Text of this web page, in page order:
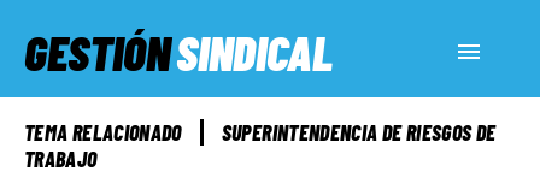
GESTIÓNSINDICAL
ACTUALIDAD
TEMA RELACIONADO
SUPERINTENDENCIA DE RIESGOS DE
TRABAJO